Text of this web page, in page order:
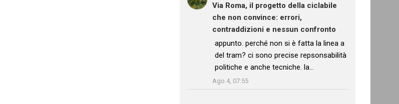
Via Roma, il progetto della ciclabile
che non convince: errori,
contraddizioni e nessun confronto
: “
appunto. perché non si è fatta la linea a
del tram? ci sono precise repsonsabilità
politiche e anche tecniche. la…
Ago 4, 07:55